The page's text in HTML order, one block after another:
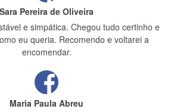
Sara Pereira de Oliveira
e simpática. Chegou tudo certinho e
eu queria. Recomendo e voltarei a
encomendar.
Maria Paula Abreu